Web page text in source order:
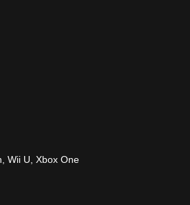
Wii U, Xbox One